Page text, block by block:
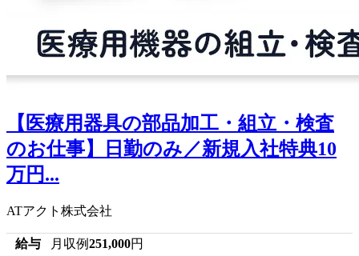
【医療用器具の部品加工・組立・検査
のお仕事】日勤のみ／新規入社特典10
万円...
ATアクト株式会社
給与 月収例251,000円